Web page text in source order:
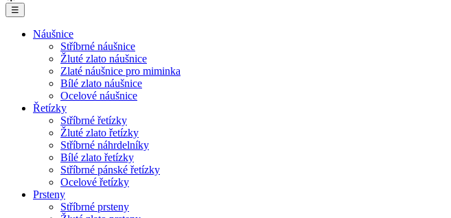
☰
Náušnice
Stříbrné náušnice
Žluté zlato náušnice
Zlaté náušnice pro miminka
Bílé zlato náušnice
Ocelové náušnice
Řetízky
Stříbrné řetízky
Žluté zlato řetízky
Stříbrné náhrdelníky
Bílé zlato řetízky
Stříbrné pánské řetízky
Ocelové řetízky
Prsteny
Stříbrné prsteny